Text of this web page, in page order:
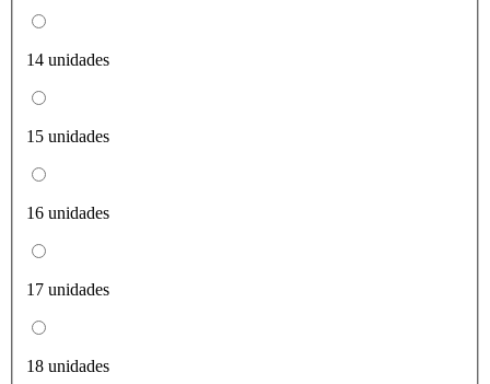
14 unidades
15 unidades
16 unidades
17 unidades
18 unidades